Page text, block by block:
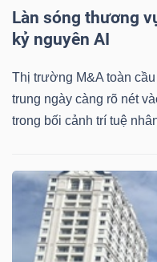
Làn sóng thương
kỷ nguyên AI
Thị trường M&A toàn
trung ngày càng rõ nét
trong bối cảnh trí tuệ
Công
cụ
tư